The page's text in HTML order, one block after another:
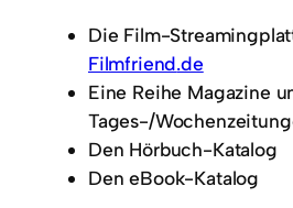
Die Film-
Filmfriend.de
Eine Reihe Magazine
Tages-/
Den Hörbuch-Katalog
Den eBook-Katalog